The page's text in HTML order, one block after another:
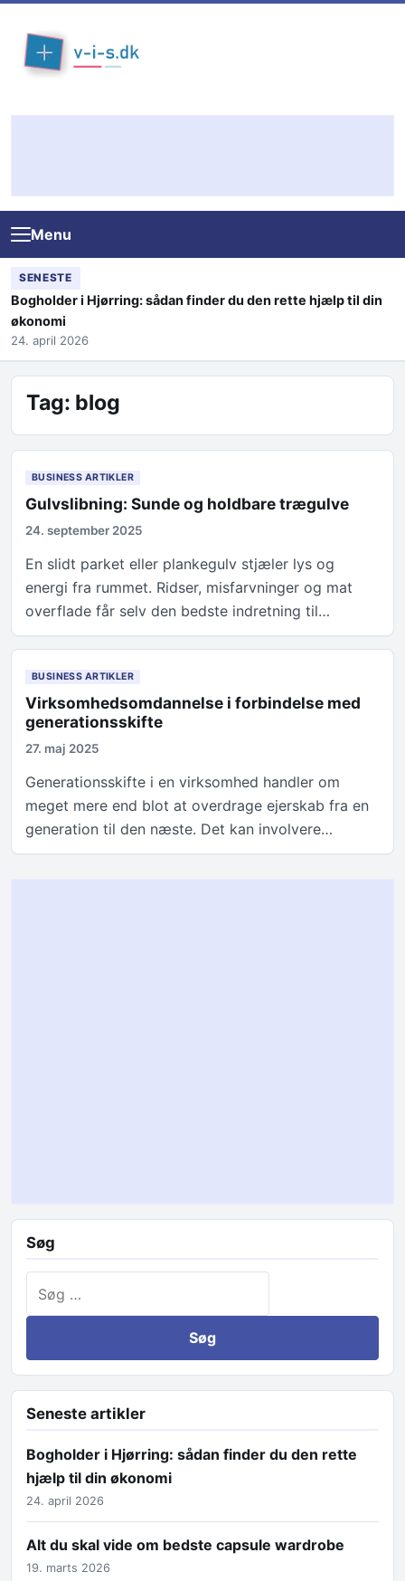
Menu
SENESTE
Bogholder i Hjørring: sådan finder du den rette hjælp til din
økonomi
24. april 2026
Tag: blog
BUSINESS ARTIKLER
Gulvslibning: Sunde og holdbare trægulve
24. september 2025
En slidt parket eller plankegulv stjæler lys og
energi fra rummet. Ridser, misfarvninger og mat
overflade får selv den bedste indretning til…
BUSINESS ARTIKLER
Virksomhedsomdannelse i forbindelse med
generationsskifte
27. maj 2025
Generationsskifte i en virksomhed handler om
meget mere end blot at overdrage ejerskab fra en
generation til den næste. Det kan involvere…
Søg
Seneste artikler
Bogholder i Hjørring: sådan finder du den rette
hjælp til din økonomi
24. april 2026
Alt du skal vide om bedste capsule wardrobe
19. marts 2026